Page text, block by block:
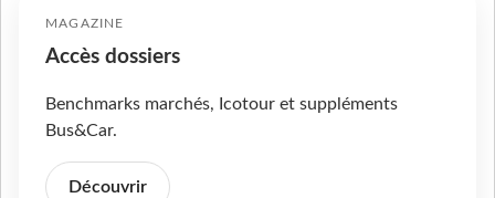
MAGAZINE
Accès dossiers
Benchmarks marchés, Icotour et suppléments
Bus&Car.
Découvrir